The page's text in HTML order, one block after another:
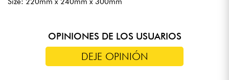
OPINIONES DE LOS USUARIOS
DEJE OPINIÓN